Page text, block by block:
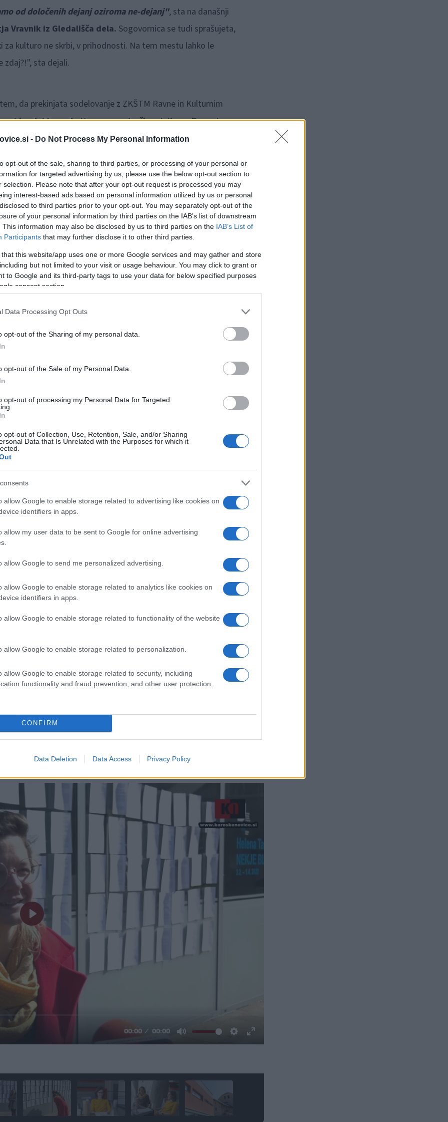
- Do Not Process My Personal Information
opt-out of the sale, sharing to third parties, or processing of your personal or
for targeted advertising by us, please use the below opt-out section to
selection. Please note that after your opt-out request is processed you may
interest-based ads based on personal information utilized by us or personal
to third parties prior to your opt-out. You may separately opt-out of the
of your personal information by third parties on the IAB’s list of downstream
This information may also be disclosed by us to third parties on the IAB’s List of
Participants that may further disclose it to other third parties.
that this website/app uses one or more Google services and may gather and store
but not limited to your visit or usage behaviour. You may click to grant or
to Google and its third-party tags to use your data for below specified purposes
consent section.
Data Processing Opt Outs
opt-out of the Sharing of my personal data.
opt-out of the Sale of my Personal Data.
opt-out of processing my Personal Data for Targeted
opt-out of Collection, Use, Retention, Sale, and/or Sharing
Data that Is Unrelated with the Purposes for which it
allow Google to enable storage related to advertising like cookies on
identifiers in apps.
allow my user data to be sent to Google for online advertising
allow Google to send me personalized advertising.
allow Google to enable storage related to analytics like cookies on
identifiers in apps.
allow Google to enable storage related to functionality of the website
allow Google to enable storage related to personalization.
allow Google to enable storage related to security, including
functionality and fraud prevention, and other user protection.
CONFIRM
Data Deletion Data Access Privacy Policy
od določenih dejanj oziroma ne-dejanj", sta na današnji
Vravnik iz Gledališča dela. Sogovornica se tudi sprašujeta,
za kulturo ne skrbi, v prihodnosti. Na tem mestu lahko le
zdaj?!", sta dejali.
da prekinjata sodelovanje z ZKŠTM Ravne in Kulturnim
bi se lahko na kulturnem področju odvilo na Ravnah,
stebrov, ki bi se v KC Ravne lahko odvili, vendar jih ne bo.
kino, ki pa ga zdaj ne bo in naštela številne projekte, ki
ignoranco," da imajo na drugi strani sogovornika,
Finance po njenem mnenju niso problem. Kot je navedla,
občina vlaga v kulturo, vendar se denar ne porablja
hkrati pa se sprašuje, kakšna je prihodnost mesta, ki ne
obljub,"je navedla. Sodelovanje z ZKŠTM prekinjata, ker
Med drugim je ZKŠTM pozvala, "
in kako bodo spodbudili občane Raven, da bodo
lahko dosežemo, ni pa to ovira,"meni Tea Kovše.